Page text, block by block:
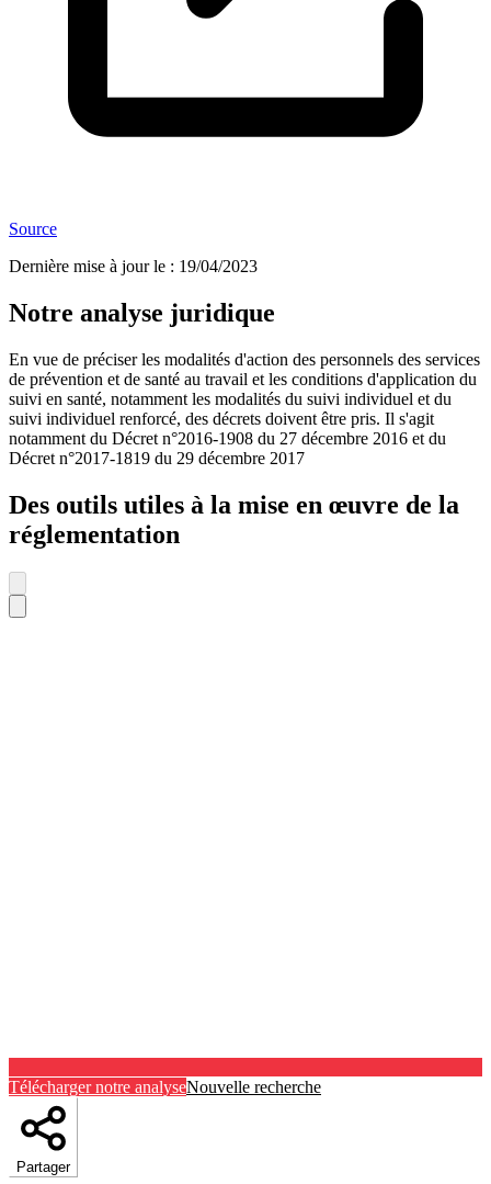
Source
Dernière mise à jour le : 19/04/2023
Notre analyse juridique
En vue de préciser les modalités d'action des personnels des services
de prévention et de santé au travail et les conditions d'application du
suivi en santé, notamment les modalités du suivi individuel et du
suivi individuel renforcé, des décrets doivent être pris. Il s'agit
notamment du Décret n°2016-1908 du 27 décembre 2016 et du
Décret n°2017-1819 du 29 décembre 2017
Des outils utiles à la mise en œuvre de la
réglementation
Télécharger notre analyseNouvelle recherche
Partager